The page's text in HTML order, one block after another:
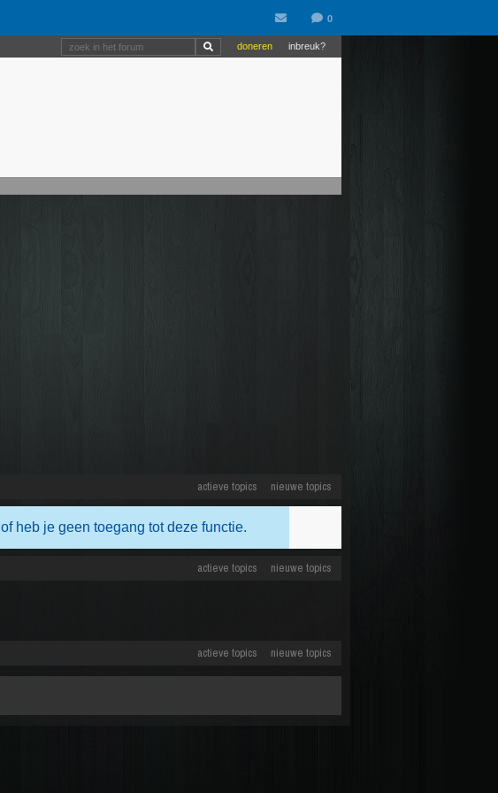
inbreuk?
doneren
actieve topics nieuwe topics
of heb je geen toegang tot deze functie.
actieve topics nieuwe topics
actieve topics nieuwe topics